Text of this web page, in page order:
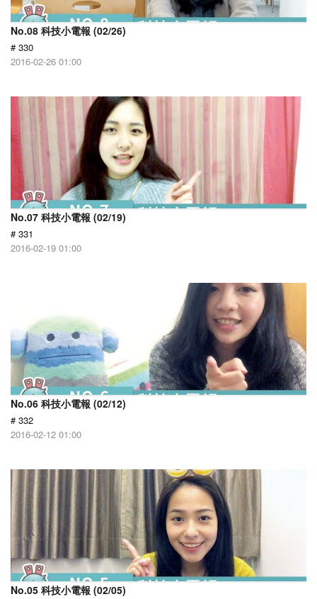
No.08 科技小電報 (02/26)
# 330
2016-02-26 01:00
No.07 科技小電報 (02/19)
# 331
2016-02-19 01:00
No.06 科技小電報 (02/12)
# 332
2016-02-12 01:00
No.05 科技小電報 (02/05)